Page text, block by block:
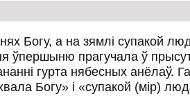
Богу, а на зямлі супакой
ўпершыню прагучала ў
гурта нябесных анёлаў.
Богу» і «супакой (мір)